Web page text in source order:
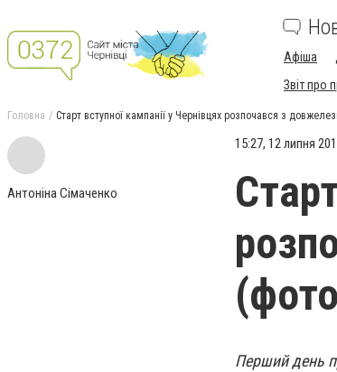
Афіша
Звіт про
Головна Старт вступної кампанії у Чернівцях розпочався з
Антоніна Сімаченко
15:27, 12 липня
Перший день